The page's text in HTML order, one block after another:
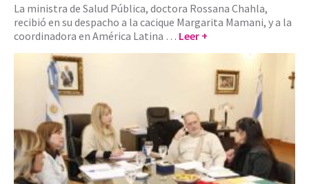
La ministra de Salud Pública, doctora Rossana Chahla,
recibió en su despacho a la cacique Margarita Mamani, y a la
coordinadora en América Latina … Leer +